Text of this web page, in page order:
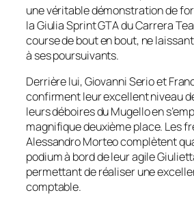
une véritable démonstration de
la Giulia Sprint GTA du Carrera
course de bout en bout, ne
à ses poursuivants.
Derrière lui, Giovanni Serio et
confirment leur excellent niveau
leurs déboires du Mugello en
magnifique deuxième place. Les
Alessandro Morteo complètent
podium à bord de leur agile
permettant de réaliser une
comptable.